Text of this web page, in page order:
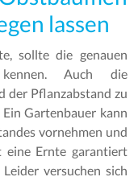
lassen
sollte die genauen
kennen. Auch die
der Pflanzabstand zu
Gartenbauer kann
vornehmen und
eine Ernte garantiert
versuchen sich